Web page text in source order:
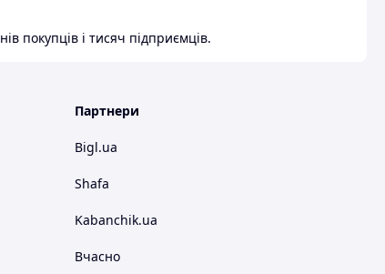
покупців і тисяч підприємців.
Партнери
Bigl.ua
Shafa
Kabanchik.ua
Вчасно